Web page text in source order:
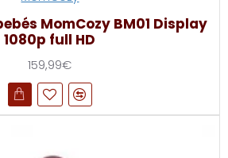
MomCozy BM01 Display
1080p full HD
159,99€